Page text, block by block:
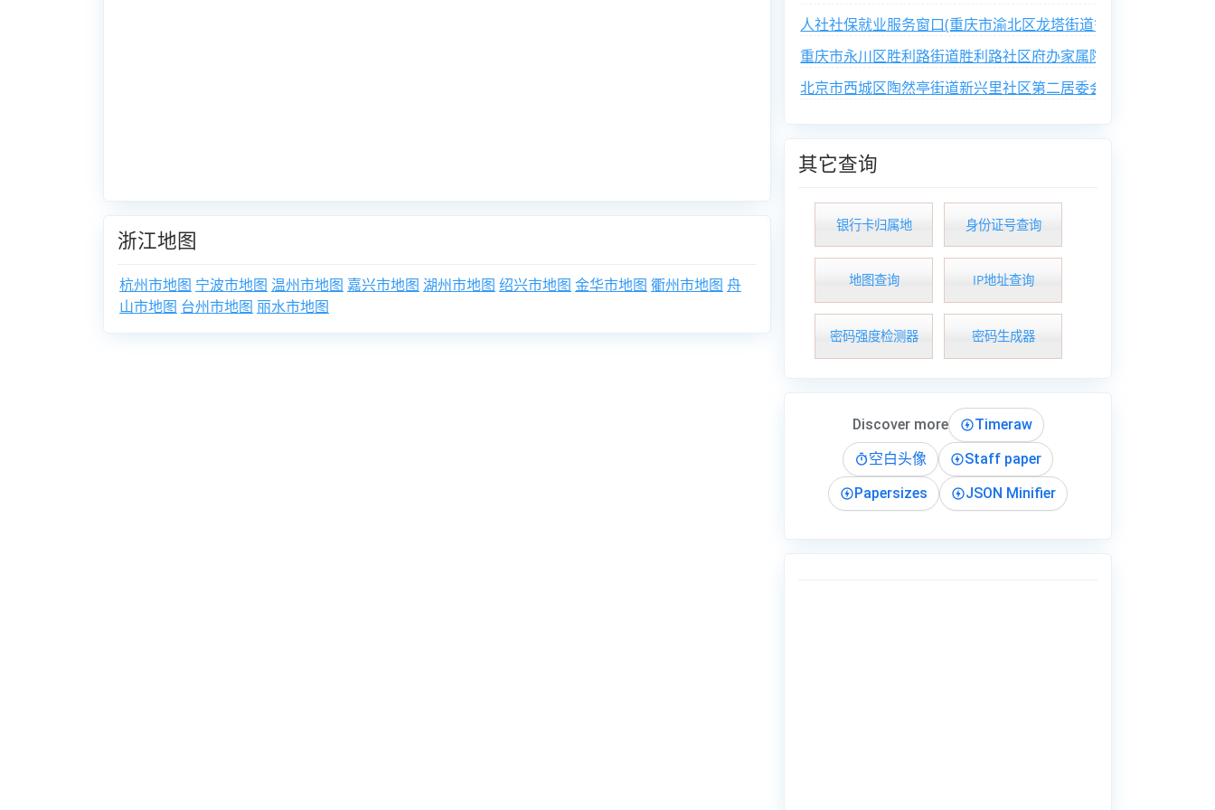
浙江地图
杭州市地图 宁波市地图 温州市地图 嘉兴市地图 湖州市地图 绍兴市地图 金华市地图 衢州市地图 舟
山市地图 台州市地图 丽水市地图
人社社保就业服务窗口(重庆市渝北区龙塔街道鲁能西路社区便民
重庆市永川区胜利路街道胜利路社区府办家属院业主委员会
北京市西城区陶然亭街道新兴里社区第二居委会
其它查询
银行卡归属地 身份证号查询
地图查询 IP地址查询
密码强度检测器 密码生成器
Discover more
Timeraw
空白头像
Staff paper
Papersizes
JSON Minifier